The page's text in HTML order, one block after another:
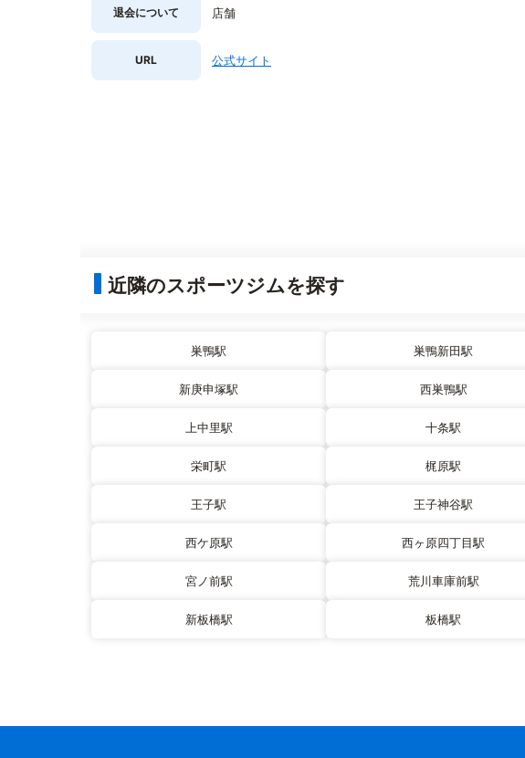
退会について 店舗
URL 公式サイト
近隣のスポーツジムを探す
巣鴨駅 巣鴨新田駅
新庚申塚駅 西巣鴨駅
上中里駅 十条駅
栄町駅 梶原駅
王子駅 王子神谷駅
西ケ原駅 西ヶ原四丁目駅
宮ノ前駅 荒川車庫前駅
新板橋駅 板橋駅